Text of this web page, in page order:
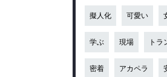
擬人化 可愛い
学ぶ 現場 トラ
密着 アカペラ